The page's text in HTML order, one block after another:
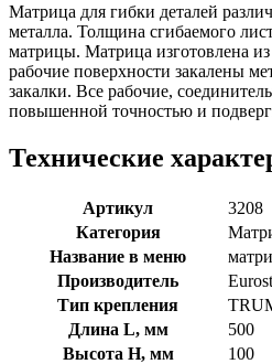
Матрица для гибки деталей
металла. Толщина сгибаемого
матрицы. Матрица изготовлена
рабочие поверхности закалены
закалки. Все рабочие,
повышенной точностью и
Технические
Артикул
3208
Категория
Название в меню
Производитель
Тип крепления
Длина L, мм
500
Высота H, мм
100